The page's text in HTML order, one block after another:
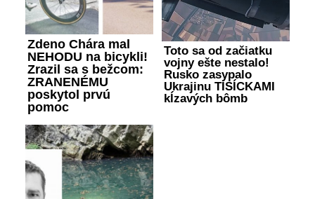
Zdeno Chára mal
NEHODU na bicykli!
Zrazil sa s bežcom:
ZRANENÉMU
poskytol prvú
pomoc
Toto sa od začiatku
vojny ešte nestalo!
Rusko zasypalo
Ukrajinu TISÍCKAMI
kĺzavých bômb